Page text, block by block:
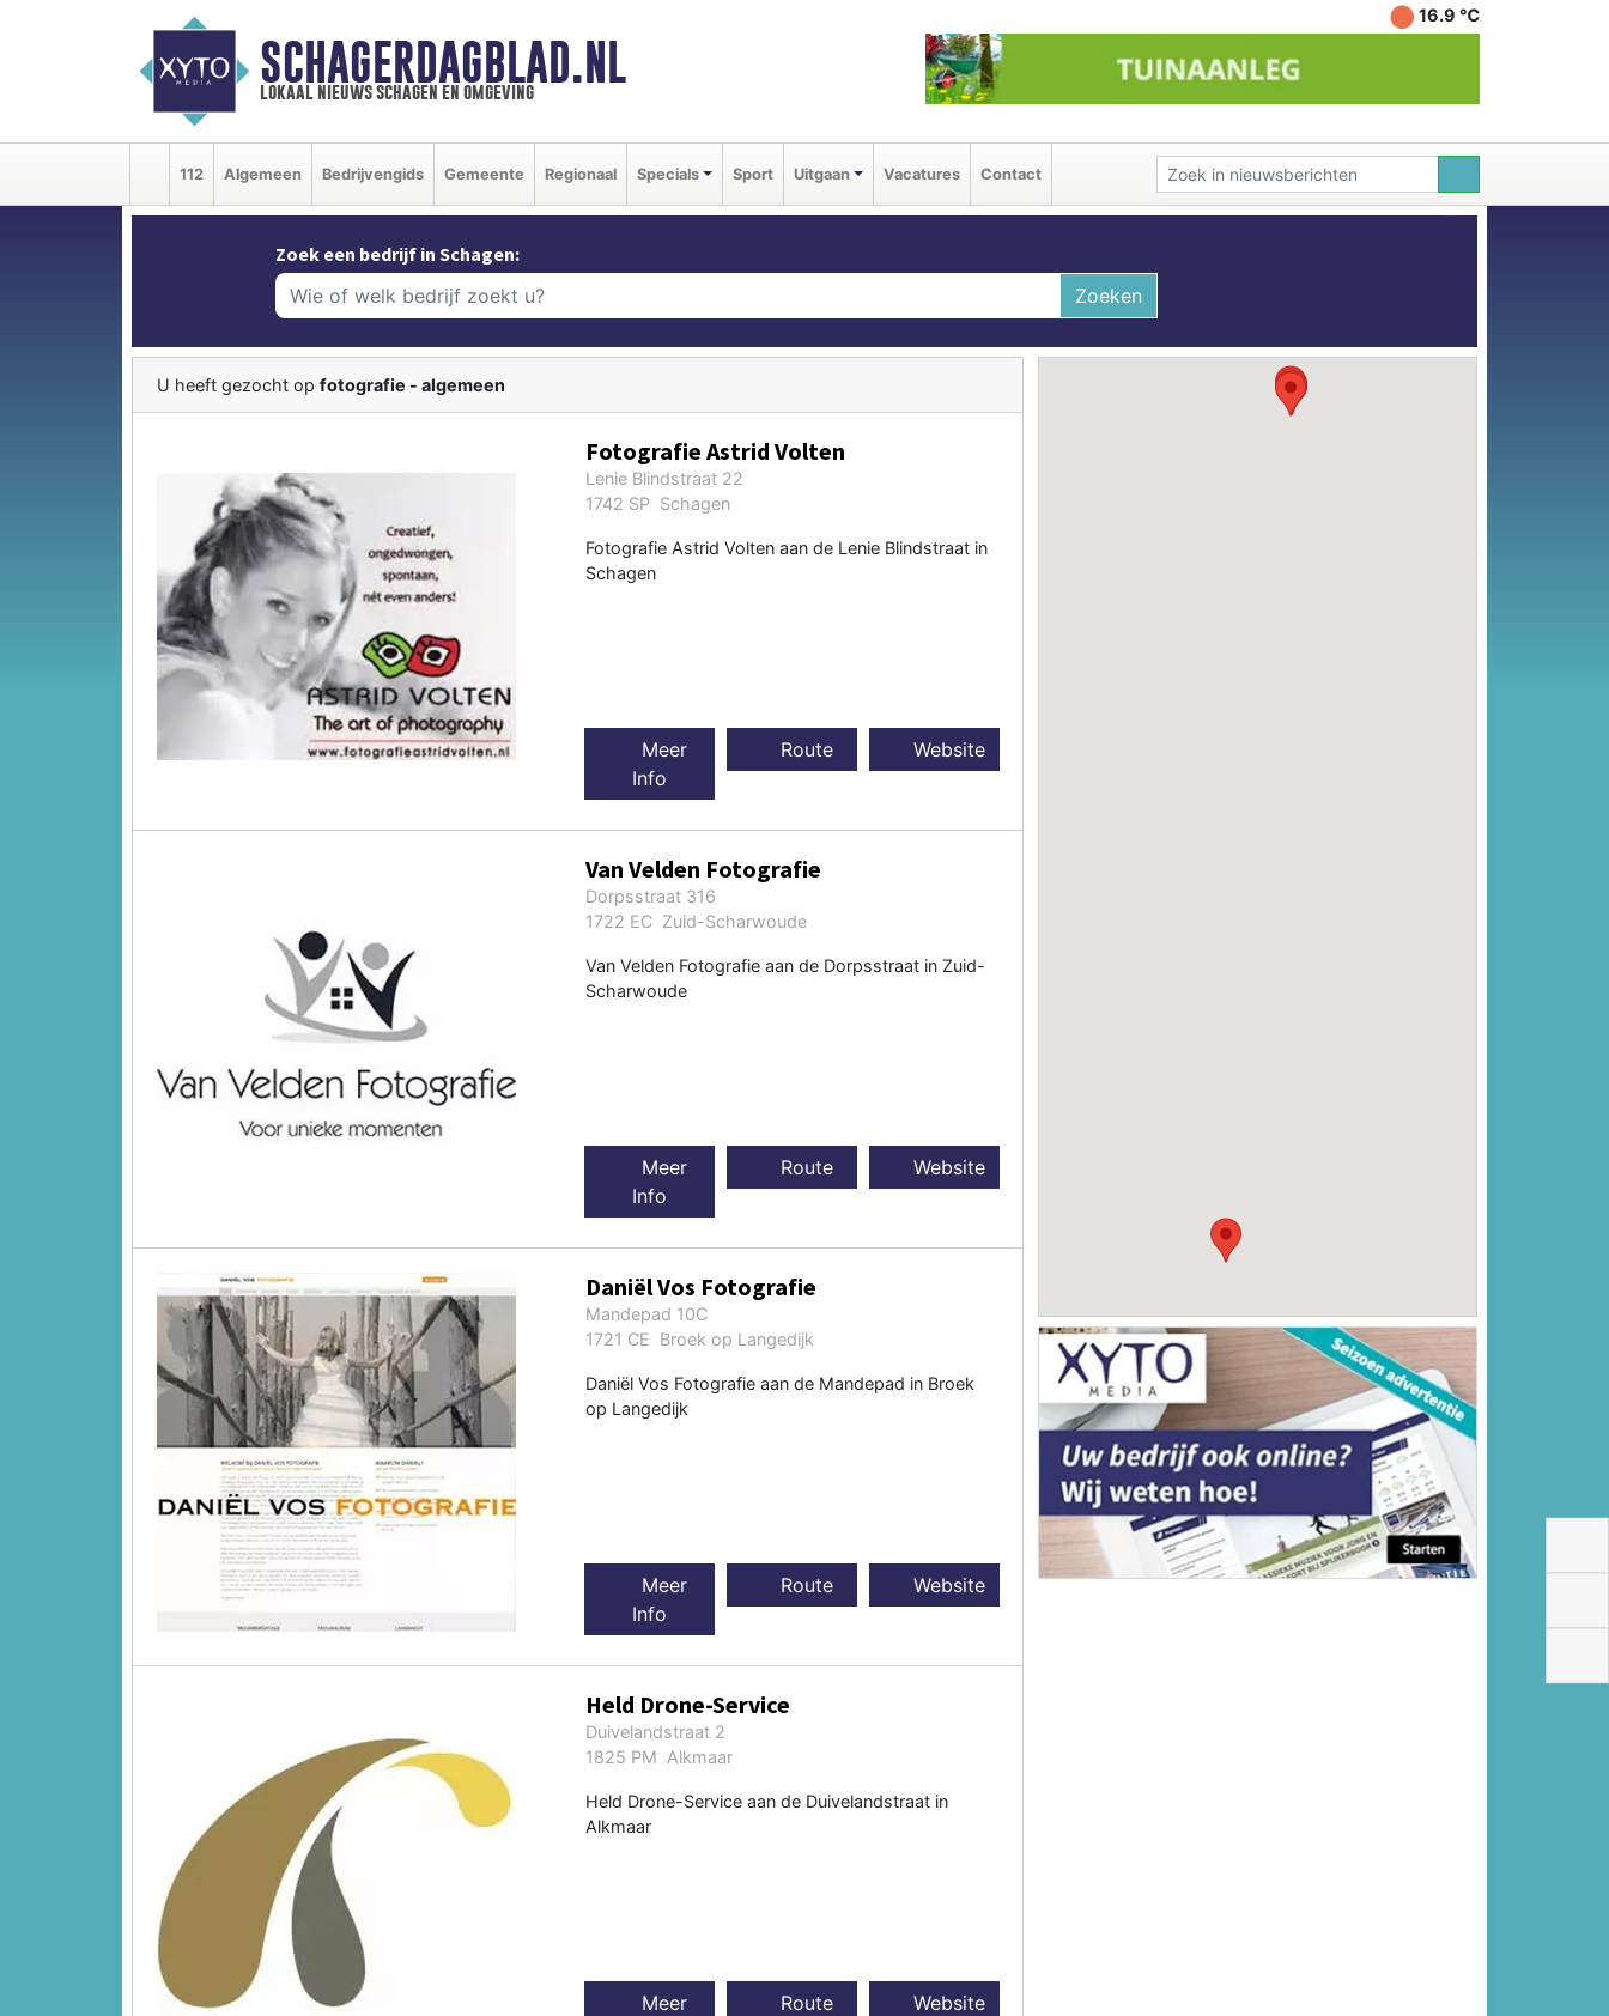
SCHAGERDAGBLAD.NL
lokaal nieuws schagen en omgeving
16.9 ℃
112 Algemeen Bedrijvengids Gemeente Regionaal Specials Sport Uitgaan Vacatures Contact
Zoek een bedrijf in Schagen:
Zoeken
U heeft gezocht op fotografie - algemeen
Fotografie Astrid Volten
Lenie Blindstraat 22
1742 SP Schagen
Fotografie Astrid Volten aan de Lenie Blindstraat in
Schagen
Meer
Info
Route Website
Van Velden Fotografie
Dorpsstraat 316
1722 EC Zuid-Scharwoude
Van Velden Fotografie aan de Dorpsstraat in Zuid-
Scharwoude
Meer
Info
Route Website
Daniël Vos Fotografie
Mandepad 10C
1721 CE Broek op Langedijk
Daniël Vos Fotografie aan de Mandepad in Broek
op Langedijk
Meer
Info
Route Website
Held Drone-Service
Duivelandstraat 2
1825 PM Alkmaar
Held Drone-Service aan de Duivelandstraat in
Alkmaar
Meer
Route Website